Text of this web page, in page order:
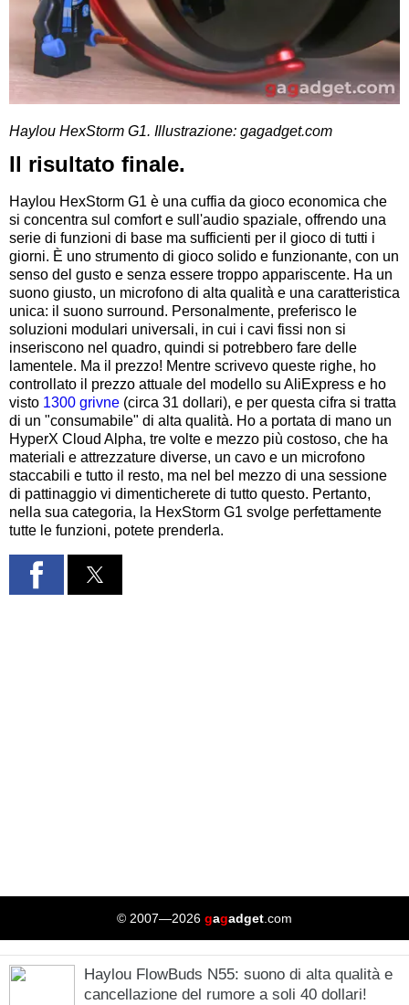
Haylou HexStorm G1. Illustrazione: gagadget.com
Il risultato finale.
Haylou HexStorm G1 è una cuffia da gioco economica che
si concentra sul comfort e sull'audio spaziale, offrendo una
serie di funzioni di base ma sufficienti per il gioco di tutti i
giorni. È uno strumento di gioco solido e funzionante, con un
senso del gusto e senza essere troppo appariscente. Ha un
suono giusto, un microfono di alta qualità e una caratteristica
unica: il suono surround. Personalmente, preferisco le
soluzioni modulari universali, in cui i cavi fissi non si
inseriscono nel quadro, quindi si potrebbero fare delle
lamentele. Ma il prezzo! Mentre scrivevo queste righe, ho
controllato il prezzo attuale del modello su AliExpress e ho
visto 1300 grivne (circa 31 dollari), e per questa cifra si tratta
di un "consumabile" di alta qualità. Ho a portata di mano un
HyperX Cloud Alpha, tre volte e mezzo più costoso, che ha
materiali e attrezzature diverse, un cavo e un microfono
staccabili e tutto il resto, ma nel bel mezzo di una sessione
di pattinaggio vi dimenticherete di tutto questo. Pertanto,
nella sua categoria, la HexStorm G1 svolge perfettamente
tutte le funzioni, potete prenderla.
© 2007—2026 gagadget.com
Haylou FlowBuds N55: suono di alta qualità e
cancellazione del rumore a soli 40 dollari!